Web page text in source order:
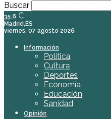
Buscar
35.6 C
Madrid,ES
viernes, 07 agosto 2026
Información
Política
Cultura
Deportes
Economía
Educación
Sanidad
Opinión